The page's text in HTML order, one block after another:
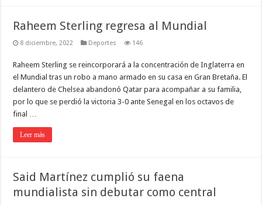
Raheem Sterling regresa al Mundial
8 diciembre, 2022 Deportes 146
Raheem Sterling se reincorporará a la concentración de Inglaterra en
el Mundial tras un robo a mano armado en su casa en Gran Bretaña. El
delantero de Chelsea abandonó Qatar para acompañar a su familia,
por lo que se perdió la victoria 3-0 ante Senegal en los octavos de
final …
Leer más
Said Martínez cumplió su faena
mundialista sin debutar como central